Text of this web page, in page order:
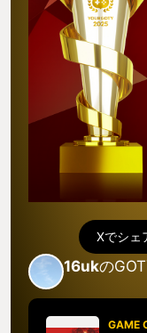
Xでシェ
16ukの
GAME